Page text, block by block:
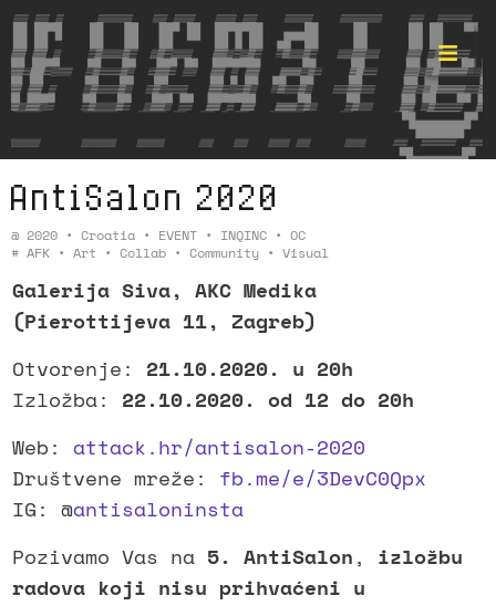
Format ©
AntiSalon 2020
@ 2020 • Croatia • EVENT • INQINC • OC
# AFK • Art • Collab • Community • Visual
Galerija Siva, AKC Medika
(Pierottijeva 11, Zagreb)
Otvorenje: 21.10.2020. u 20h
Izložba: 22.10.2020. od 12 do 20h
Web: attack.hr/antisalon-2020
Društvene mreže: fb.me/e/3DevC0Qpx
IG: @antisaloninsta
Pozivamo Vas na 5. AntiSalon, izložbu
radova koji nisu prihvaćeni u